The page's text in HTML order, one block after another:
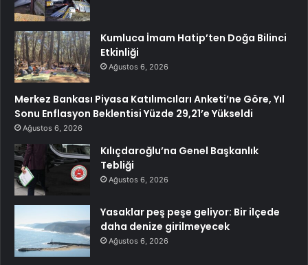
Kumluca İmam Hatip’ten Doğa Bilinci
Etkinliği
Ağustos 6, 2026
Merkez Bankası Piyasa Katılımcıları Anketi’ne Göre, Yıl
Sonu Enflasyon Beklentisi Yüzde 29,21’e Yükseldi
Ağustos 6, 2026
Kılıçdaroğlu’na Genel Başkanlık
Tebliği
Ağustos 6, 2026
Yasaklar peş peşe geliyor: Bir ilçede
daha denize girilmeyecek
Ağustos 6, 2026